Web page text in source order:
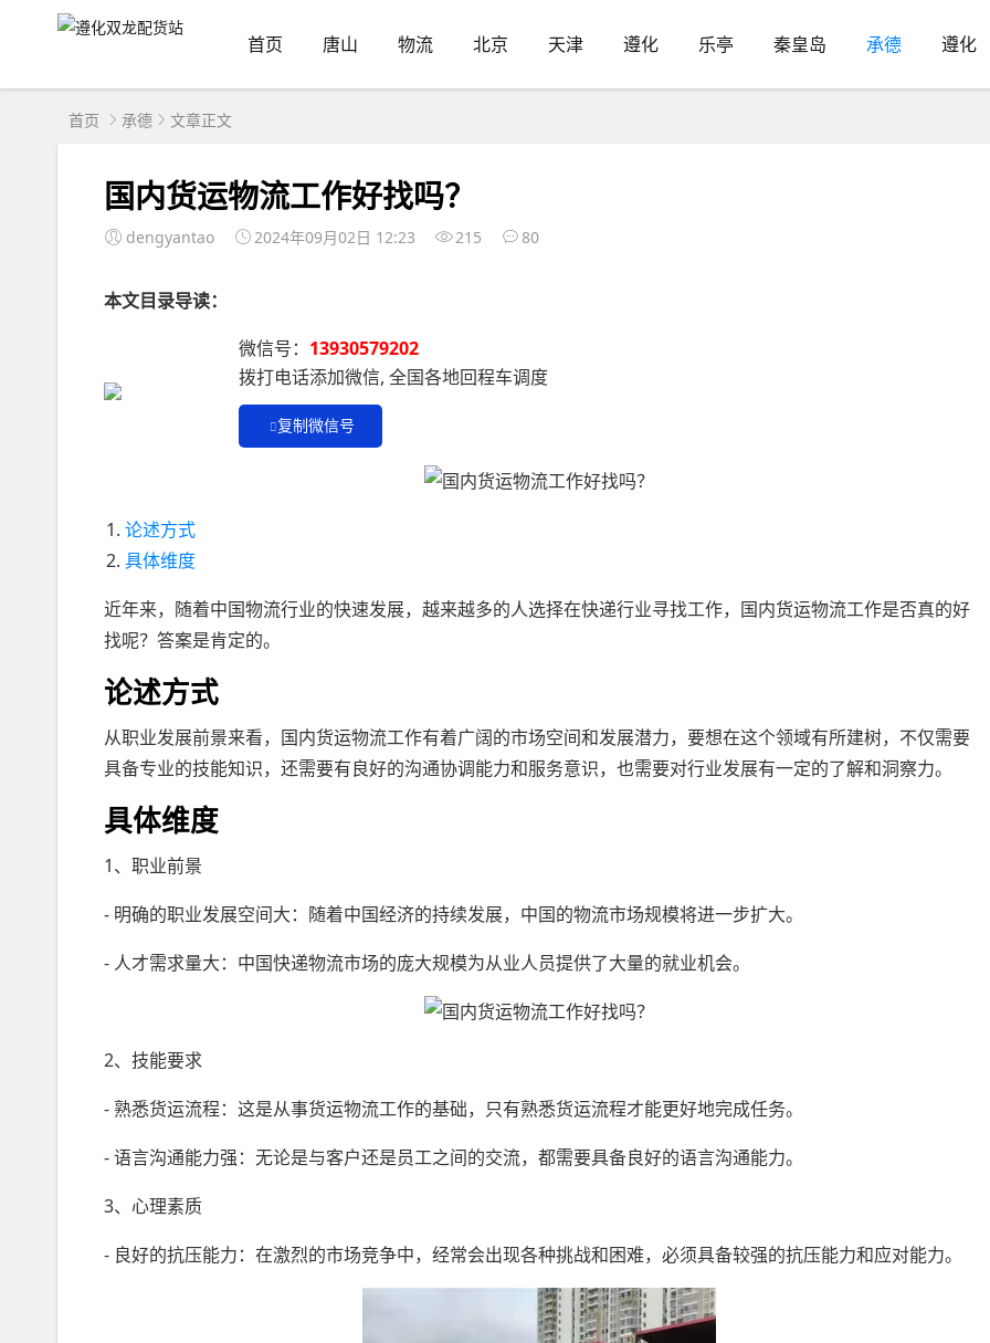
首页 唐山 物流 北京 天津 遵化 乐亭 秦皇岛 承德 遵化
首页 承德 文章正文
国内货运物流工作好找吗？
dengyantao 2024年09月02日 12:23 215 80
本文目录导读：
微信号： 13930579202
拨打电话添加微信, 全国各地回程车调度
复制微信号
论述方式
具体维度
近年来，随着中国物流行业的快速发展，越来越多的人选择在快递行业寻找工作，国内货运物流工作是否真的好
找呢？答案是肯定的。
论述方式
从职业发展前景来看，国内货运物流工作有着广阔的市场空间和发展潜力，要想在这个领域有所建树，不仅需要
具备专业的技能知识，还需要有良好的沟通协调能力和服务意识，也需要对行业发展有一定的了解和洞察力。
具体维度
1、职业前景
- 明确的职业发展空间大：随着中国经济的持续发展，中国的物流市场规模将进一步扩大。
- 人才需求量大：中国快递物流市场的庞大规模为从业人员提供了大量的就业机会。
2、技能要求
- 熟悉货运流程：这是从事货运物流工作的基础，只有熟悉货运流程才能更好地完成任务。
- 语言沟通能力强：无论是与客户还是员工之间的交流，都需要具备良好的语言沟通能力。
3、心理素质
- 良好的抗压能力：在激烈的市场竞争中，经常会出现各种挑战和困难，必须具备较强的抗压能力和应对能力。